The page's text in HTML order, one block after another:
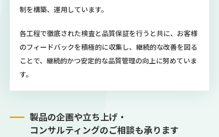
制を構築、運用しています。
各工程で徹底された検査と品質保証を行うと共に、お客様
のフィードバックを積極的に収集し、継続的な改善を図る
ことで、継続的かつ安定的な品質管理の向上に努めていま
す。
製品の企画や立ち上げ・
コンサルティングのご相談も承ります